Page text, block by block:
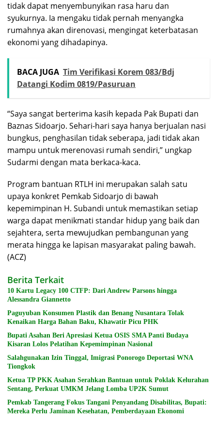
tidak dapat menyembunyikan rasa haru dan
syukurnya. Ia mengaku tidak pernah menyangka
rumahnya akan direnovasi, mengingat keterbatasan
ekonomi yang dihadapinya.
BACA JUGA Tim Verifikasi Korem 083/Bdj
Datangi Kodim 0819/Pasuruan
“Saya sangat berterima kasih kepada Pak Bupati dan
Baznas Sidoarjo. Sehari-hari saya hanya berjualan nasi
bungkus, penghasilan tidak seberapa, jadi tidak akan
mampu untuk merenovasi rumah sendiri,” ungkap
Sudarmi dengan mata berkaca-kaca.
Program bantuan RTLH ini merupakan salah satu
upaya konkret Pemkab Sidoarjo di bawah
kepemimpinan H. Subandi untuk memastikan setiap
warga dapat menikmati standar hidup yang baik dan
sejahtera, serta mewujudkan pembangunan yang
merata hingga ke lapisan masyarakat paling bawah.
(ACZ)
Berita Terkait
10 Kartu Legacy 100 CTFP: Dari Andrew Parsons hingga
Alessandra Giannetto
Paguyuban Konsumen Plastik dan Benang Nusantara Tolak
Kenaikan Harga Bahan Baku, Khawatir Picu PHK
Bupati Asahan Beri Apresiasi Ketua OSIS SMA Panti Budaya
Kisaran Lolos Pelatihan Kepemimpinan Nasional
Salahgunakan Izin Tinggal, Imigrasi Ponorogo Deportasi WNA
Tiongkok
Ketua TP PKK Asahan Serahkan Bantuan untuk Poklak Kelurahan
Sentang, Perkuat UMKM Jelang Lomba UP2K Sumut
Pemkab Tangerang Fokus Tangani Penyandang Disabilitas, Bupati:
Mereka Perlu Jaminan Kesehatan, Pemberdayaan Ekonomi